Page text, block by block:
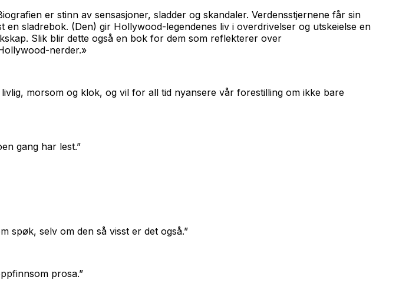
er stinn av sensasjoner, sladder og skandaler. Verdensstjernene får sin
sladrebok. (Den) gir Hollywood-legendenes liv i overdrivelser og utskeielse en
Slik blir dette også en bok for dem som reflekterer over
nerder.»
morsom og klok, og vil for all tid nyansere vår forestilling om ikke bare
gang har lest.”
spøk, selv om den så visst er det også.”
prosa.”